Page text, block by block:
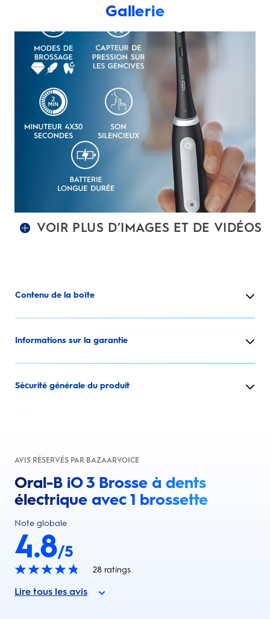
Gallerie
VOIR PLUS D’IMAGES ET DE VIDÉOS
Contenu de la boîte
Informations sur la garantie
Sécurité générale du produit
AVIS RÉSERVÉS PAR BAZAARVOICE
Oral-B iO 3 Brosse à dents
électrique avec 1 brossette
Note globale
4.8/5
28 ratings
Lire tous les avis